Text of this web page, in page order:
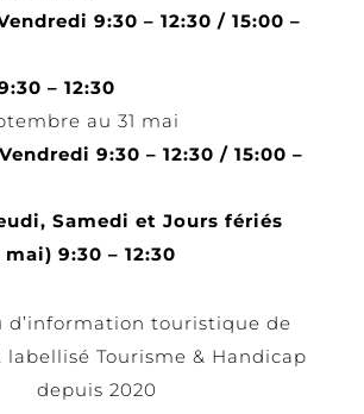
9:30 – 12:30 / 15:00 –
– 12:30
au 31 mai
9:30 – 12:30 / 15:00 –
Samedi et Jours fériés
mai) 9:30 – 12:30
d’information touristique de
Tourisme & Handicap
depuis 2020